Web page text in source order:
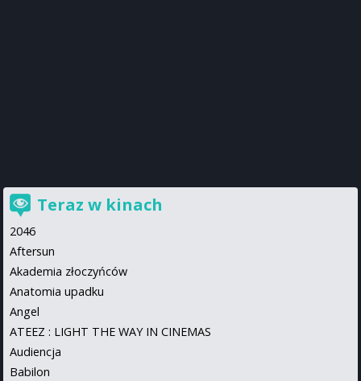
Teraz w kinach
2046
Aftersun
Akademia złoczyńców
Anatomia upadku
Angel
ATEEZ : LIGHT THE WAY IN CINEMAS
Audiencja
Babilon